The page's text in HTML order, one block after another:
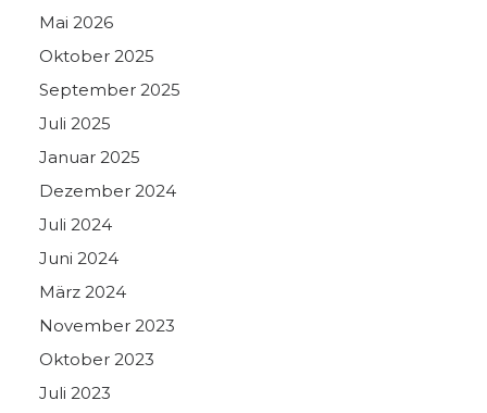
Mai 2026
Oktober 2025
September 2025
Juli 2025
Januar 2025
Dezember 2024
Juli 2024
Juni 2024
März 2024
November 2023
Oktober 2023
Juli 2023